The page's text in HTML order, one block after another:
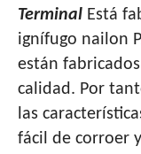
Terminal Está
ignífugo nailon
están
calidad. Por
las
fácil de corroer